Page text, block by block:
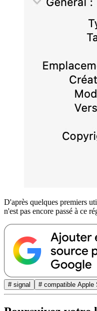
D'après quelques premiers
n'est pas encore passé à ce
# signal # compatible Apple